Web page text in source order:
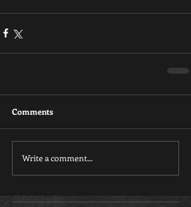
Comments
Write a comment...